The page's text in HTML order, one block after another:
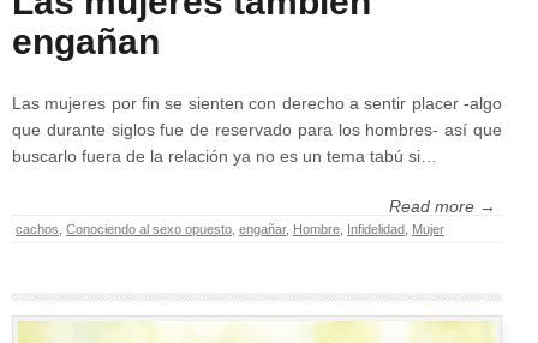
engañan
Las mujeres por fin se sienten con derecho a sentir placer -algo
que durante siglos fue de reservado para los hombres- así que
buscarlo fuera de la relación ya no es un tema tabú si…
Read more →
cachos Conociendo al sexo opuesto engañar, Hombre Infidelidad Mujer